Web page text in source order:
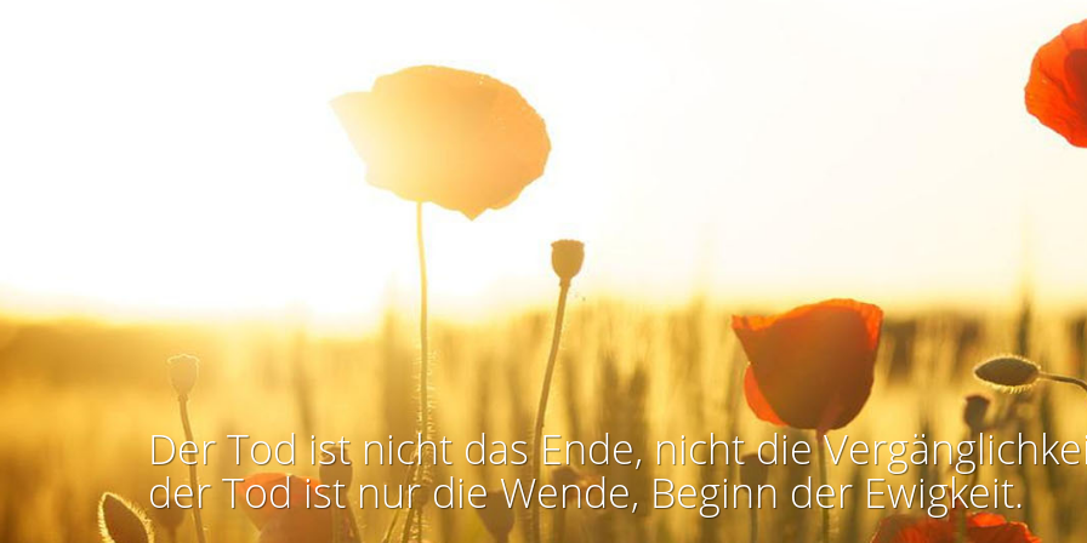
Der Tod ist nicht das Ende, nicht die
der Tod ist nur die Wende, Beginn der Ewigkeit.